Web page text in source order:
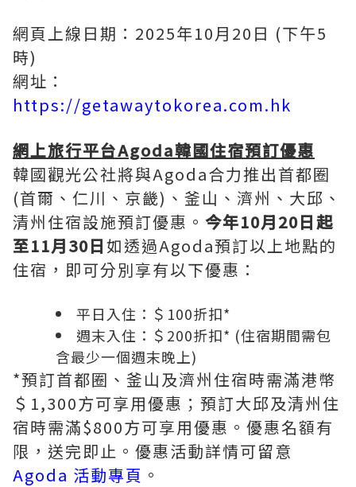
網頁上線日期：2025年10月20日 (下午5
時)
網址：
https://getawaytokorea.com.hk
網上旅行平台Agoda韓國住宿預訂優惠
韓國觀光公社將與Agoda合力推出首都圈
(首爾、仁川、京畿)、釜山、濟州、大邱、
清州住宿設施預訂優惠。 今年10月20日起
至11月30日如透過Agoda預訂以上地點的
住宿，即可分別享有以下優惠：
平日入住：＄100折扣*
週末入住：＄200折扣* (住宿期間需包
含最少一個週末晚上)
*預訂首都圈、釜山及濟州住宿時需滿港幣
＄1,300方可享用優惠；預訂大邱及清州住
宿時需滿$800方可享用優惠。優惠名額有
限，送完即止。優惠活動詳情可留意
Agoda 活動專頁 。